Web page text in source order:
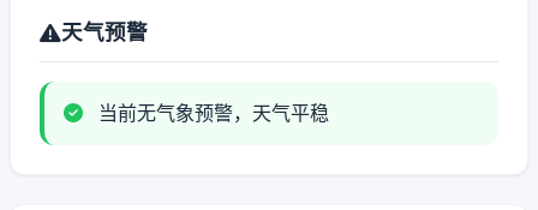
天气预警
当前无气象预警，天气平稳